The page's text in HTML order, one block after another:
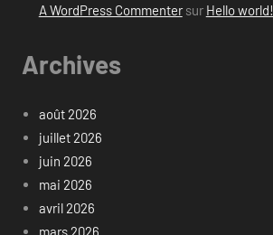
A WordPress Commentersur Hello world!
Archives
août 2026
juillet 2026
juin 2026
mai 2026
avril 2026
mars 2026